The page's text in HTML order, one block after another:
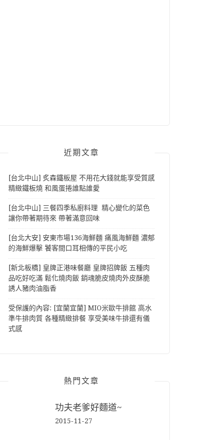
近期文章
[台北中山] 炙森鐵板屋 不用花大錢就能享受質感
精緻鐵板燒 和風蛋捲誰點誰愛
[台北中山] 三餐四季私廚料理 精心變化的菜色
讓你帶著期待來 帶著滿意回味
[台北大安] 安東市場136海鮮麵 痛風海鮮麵 濃郁
的海鮮爆擊 饕客間口耳相傳的平民小吃
[新北板橋] 皇牌正港味餐廳 皇牌招牌飯 五種肉
品吃好吃滿 鬆化燒肉飯 銷魂脆皮燒肉外皮酥脆
誘人豬肉油脂香
受保護的內容: [宜蘭宜蘭] MIO米歐牛排館 高水
準牛排肉質 各種精緻排餐 享受美味牛排還有儀
式感
熱門文章
功夫老爹好麵道~
2015-11-27